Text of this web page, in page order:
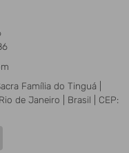
Família do Tinguá |
de Janeiro | Brasil | CEP: